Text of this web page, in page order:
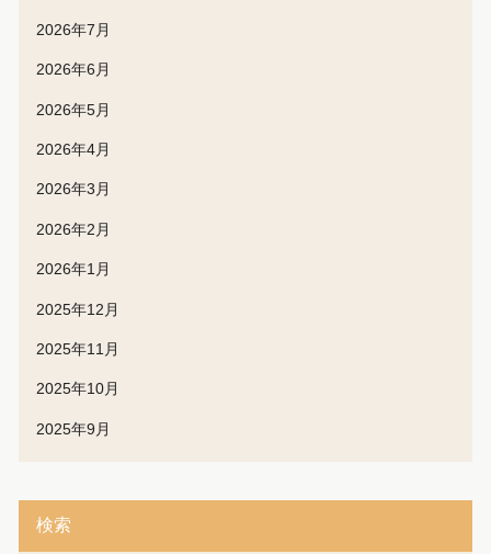
2026年7月
2026年6月
2026年5月
2026年4月
2026年3月
2026年2月
2026年1月
2025年12月
2025年11月
2025年10月
2025年9月
検索